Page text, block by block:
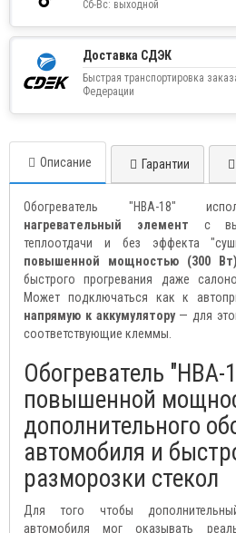
Сб-Вс: выходной
Доставка СДЭК
Быстрая транспортировка
Федерации
Описание Гарантии
Обогреватель "HBA-18"
нагревательный элемент с
теплоотдачи и без эффекта
повышенной мощностью (300 Вт)
быстрого прогревания даже
Может подключаться как к
напрямую к аккумулятору— для
соответствующие клеммы.
Обогреватель
повышенной
дополнительного
автомобиля и
разморозки стекол
Для того чтобы
автомобиля мог оказывать